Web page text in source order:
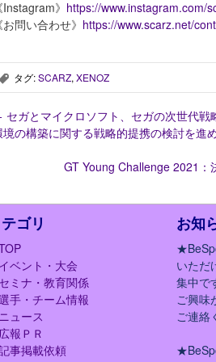
》 https://www.instagram.com/
問い合わせ》 https://www.scarz.net/
タグ:SCARZ, XENOZ
セガとマイクロソフト、セガの次世代
境の構築に関する戦略的提携の検討を進
GT Young Challenge 2021：
ゴリ
ベント・大会
ミナ・教育関係
手・チーム情報
ュース
報ＰＲ
事掲載依頼
お知
いただ
集中で
ご興味
ご連絡